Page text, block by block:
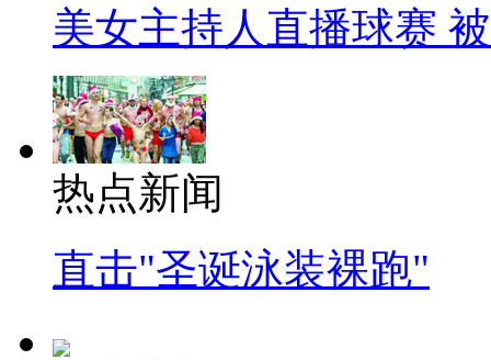
美女主持人直播球赛
热点新闻
直击"圣诞泳装裸跑"